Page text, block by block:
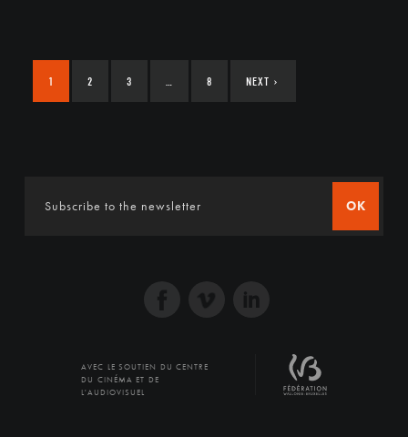
1 2 3 8 NEXT ›
OK
AVEC LE SOUTIEN DU CENTRE
DU CINÉMA ET DE
L'AUDIOVISUEL